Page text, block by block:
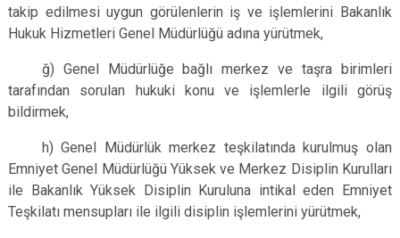
takip edilmesi uygun görülenlerin iş ve işlemlerini Bakanlık
Hukuk Hizmetleri Genel Müdürlüğü adına yürütmek,
ğ) Genel Müdürlüğe bağlı merkez ve taşra birimleri
tarafından sorulan hukuki konu ve işlemlerle ilgili görüş
bildirmek,
h) Genel Müdürlük merkez teşkilatında kurulmuş olan
Emniyet Genel Müdürlüğü Yüksek ve Merkez Disiplin Kurulları
ile Bakanlık Yüksek Disiplin Kuruluna intikal eden Emniyet
Teşkilatı mensupları ile ilgili disiplin işlemlerini yürütmek,